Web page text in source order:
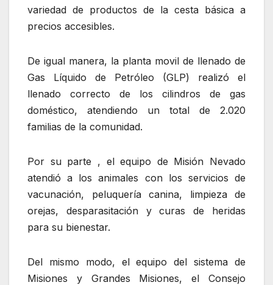
variedad de productos de la cesta básica a
precios accesibles.
De igual manera, la planta movil de llenado de
Gas Líquido de Petróleo (GLP) realizó el
llenado correcto de los cilindros de gas
doméstico, atendiendo un total de 2.020
familias de la comunidad.
Por su parte , el equipo de Misión Nevado
atendió a los animales con los servicios de
vacunación, peluquería canina, limpieza de
orejas, desparasitación y curas de heridas
para su bienestar.
Del mismo modo, el equipo del sistema de
Misiones y Grandes Misiones, el Consejo